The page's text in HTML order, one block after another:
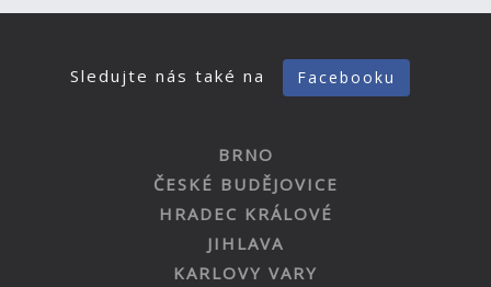
Sledujte nás také na Facebooku
BRNO
ČESKÉ BUDĚJOVICE
HRADEC KRÁLOVÉ
JIHLAVA
KARLOVY VARY